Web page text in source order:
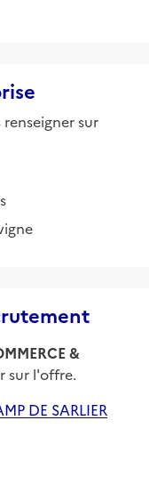
sur
&
sur l'offre.
DE SARLIER